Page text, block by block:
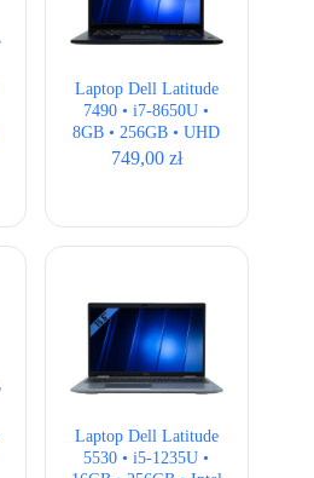
Laptop Dell Latitude
7490 • i7-8650U •
8GB • 256GB • UHD
620 • 14.1″ Full HD •
749,00 zł
Laptop Dell Latitude
5530 • i5-1235U •